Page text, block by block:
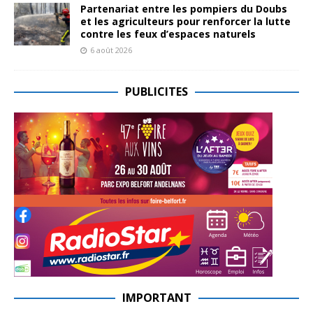
Partenariat entre les pompiers du Doubs
et les agriculteurs pour renforcer la lutte
contre les feux d’espaces naturels
6 août 2026
PUBLICITES
IMPORTANT